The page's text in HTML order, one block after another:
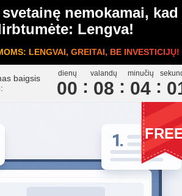
nemokamai, kad
Lengva!
LENGVAI, GREITAI, BE INVESTICIJŲ!
baigsis
dienų
00
valandų
08
minučių
04 0